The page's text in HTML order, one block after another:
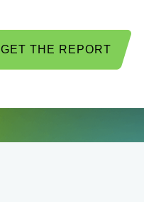
GET THE REPORT